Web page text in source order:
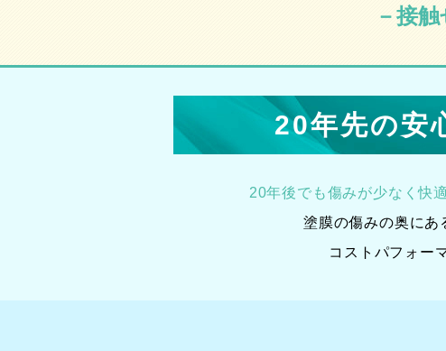
－接
20年先の安
20年後でも傷みが少なく快
塗膜の傷みの奥にあ
コストパフォー